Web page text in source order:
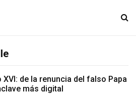
XVI: de la renuncia del falso Papa
más digital